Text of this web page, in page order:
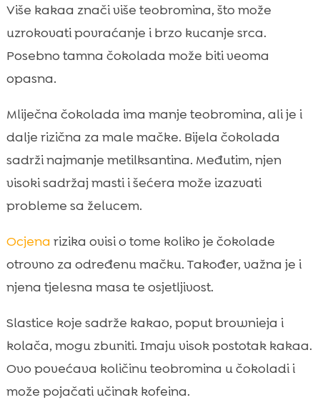
Više kakaa znači više teobromina, što može
uzrokovati povraćanje i brzo kucanje srca.
Posebno tamna čokolada može biti veoma
opasna.
Mliječna čokolada ima manje teobromina, ali je i
dalje rizična za male mačke. Bijela čokolada
sadrži najmanje metilksantina. Međutim, njen
visoki sadržaj masti i šećera može izazvati
probleme sa želucem.
Ocjena rizika ovisi o tome koliko je čokolade
otrovno za određenu mačku. Također, važna je i
njena tjelesna masa te osjetljivost.
Slastice koje sadrže kakao, poput brownieja i
kolača, mogu zbuniti. Imaju visok postotak kakaa.
Ovo povećava količinu teobromina u čokoladi i
može pojačati učinak kofeina.